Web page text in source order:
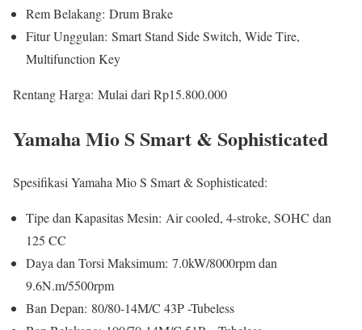
Rem Belakang: Drum Brake
Fitur Unggulan: Smart Stand Side Switch, Wide Tire,
Multifunction Key
Rentang Harga: Mulai dari Rp15.800.000
Yamaha Mio S Smart & Sophisticated
Spesifikasi Yamaha Mio S Smart & Sophisticated:
Tipe dan Kapasitas Mesin: Air cooled, 4-stroke, SOHC dan
125 CC
Daya dan Torsi Maksimum: 7.0kW/8000rpm dan
9.6N.m/5500rpm
Ban Depan: 80/80-14M/C 43P -Tubeless